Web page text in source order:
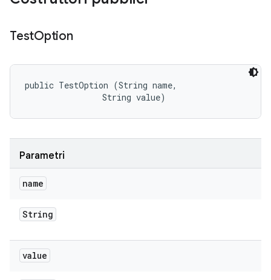
TestOption
public TestOption (String name,
                String value)
Parametri
name
String
value